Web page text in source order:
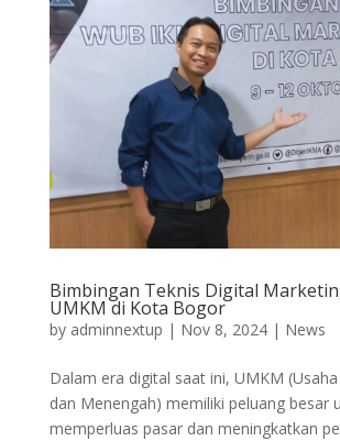
Bimbingan Teknis Digital
UMKM di Kota Bogor
by adminnextup | Nov 8, 2024| News
Dalam era digital saat ini, UMKM
dan Menengah) memiliki peluang besar
memperluas pasar dan meningkatkan